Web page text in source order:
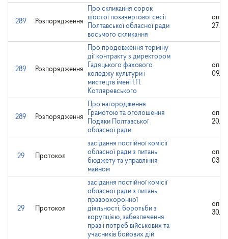
289 Розпорядження
Про скликання сорок
шостої позачергової сесії
Полтавської обласної ради
восьмого скликання
289 Розпорядження
Про продовження терміну
дії контракту з директором
Гадяцького фахового
коледжу культури і
мистецтв імені І.П.
Котляревського
289 Розпорядження
Про нагородження
Грамотою та оголошення
Подяки Полтавської
обласної ради
29 Протокол
засідання постійної комісії
обласної ради з питань
бюджету та управління
майном
29 Протокол
засідання постійної комісії
обласної ради з питань
правоохоронної
діяльності, боротьби з
корупцією, забезпечення
прав і потреб військових та
учасників бойових дій